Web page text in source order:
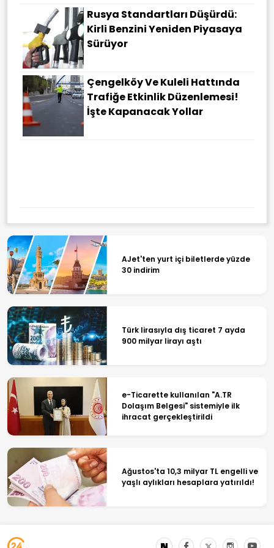
Rusya Standartları Düşürdü:
Kirli Benzini Yeniden Piyasaya
Sürüyor
Çengelköy Ve Kuleli Hattında
Trafiğe Etkinlik Düzenlemesi!
İşte Kapanacak Yollar
AJet'ten yurt içi biletlerde yüzde
30 indirim
Türk lirasıyla dış ticaret 7 ayda
900 milyar lirayı aştı
e-Ticarette kullanılan "A.TR
Dolaşım Belgesi" sistemiyle ilk
ihracat gerçekleştirildi
Ağustos'ta 10,3 milyar TL engelli ve
yaşlı aylıkları hesaplara yatırıldı!